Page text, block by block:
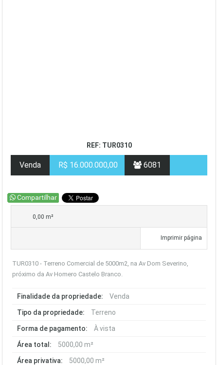
REF: TUR0310
Venda R$ 16.000.000,00 6081
0,00 m²
Imprimir página
TUR0310 - Terreno Comercial de 5000m2, na Av Dom Severino,
próximo da Av Homero Castelo Branco.
Finalidade da propriedade: Venda
Tipo da propriedade: Terreno
Forma de pagamento: À vista
Área total: 5000,00 m²
Área privativa: 5000,00 m²